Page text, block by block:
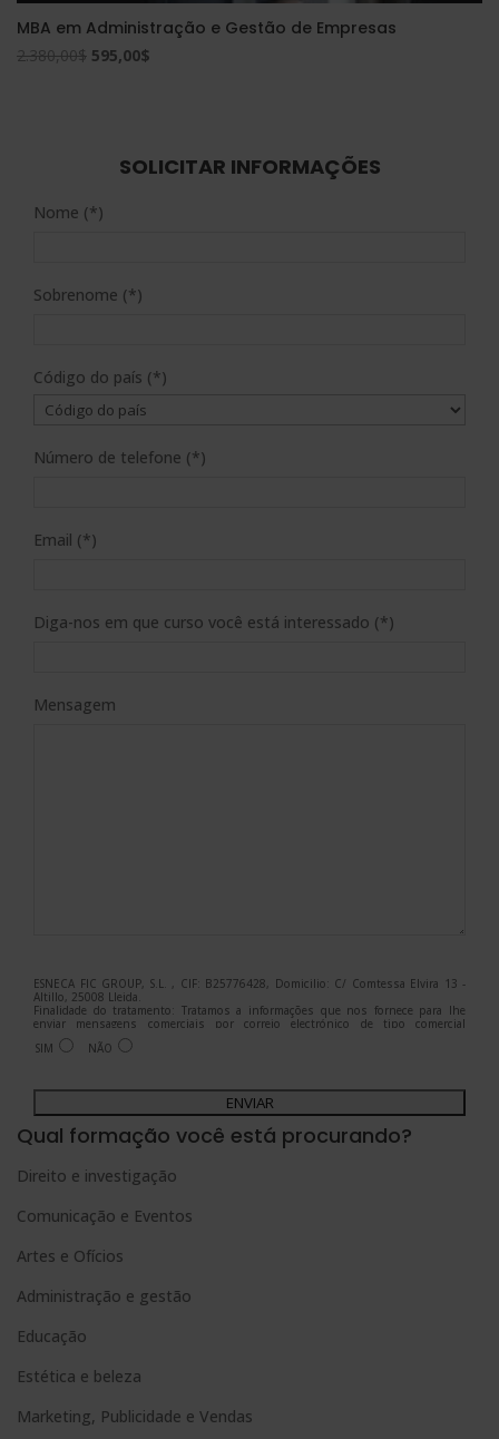
MBA em Administração e Gestão de Empresas
2.380,00$ O
2.380,00$.
595,00$
595,00$.
SOLICITAR INFORMAÇÕES
Nome (*)
Sobrenome (*)
Código do país (*)
Número de telefone (*)
Email (*)
Diga-nos em que curso você está interessado (*)
Mensagem
ESNECA FIC GROUP, S.L. , CIF: B25776428, Domicilio: C/ Comtessa Elvira 13 -
Altillo, 25008 Lleida.
Finalidade do tratamento: Tratamos a informações que nos fornece para lhe
enviar mensagens comerciais por correio electrónico de tipo comercial
relacionadas com os produtos oferecidos e outros produtos que possam ser do
seu interesse.
contactando-nos para o endereço admin@grupoesneca.com.
Para mais informações, consulte a nossa Política de Privacidade.
Deseja receber informação comercial (por telefone e/ou correio electrónico):
SIM NÃO
A
l
e
r
n
i
v
e
Qual formação você está procurando?
Direito e investigação
Comunicação e Eventos
Artes e Ofícios
Administração e gestão
Educação
Estética e beleza
Marketing, Publicidade e Vendas